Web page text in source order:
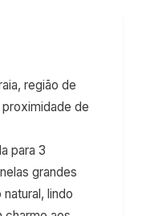
região de
de
para 3
grandes
lindo